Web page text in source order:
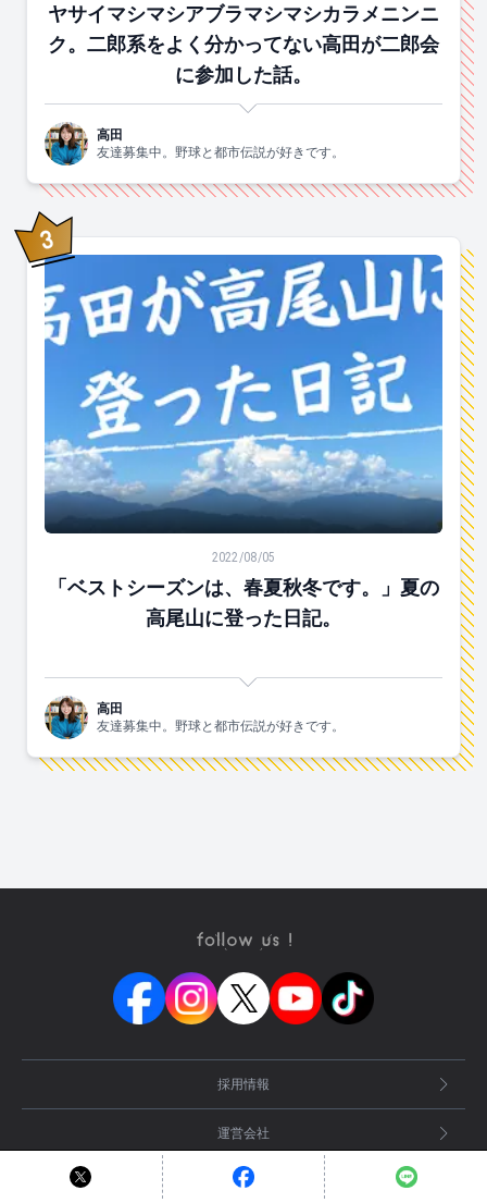
ヤサイマシマシアブラマシマシカラメニンニ
ク。二郎系をよく分かってない高田が二郎会
に参加した話。
高田
友達募集中。野球と都市伝説が好きです。
3位
「ベストシーズンは、春夏秋冬です。」夏の高尾山に登
2022/08/05
「ベストシーズンは、春夏秋冬です。」夏の
高尾山に登った日記。
高田
友達募集中。野球と都市伝説が好きです。
採用情報
運営会社
お問い合わせ